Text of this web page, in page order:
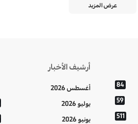
عرض المزيد
84
59
511
أرشيف الأخبار
أغسطس 2026
يوليو 2026
يونيو 2026